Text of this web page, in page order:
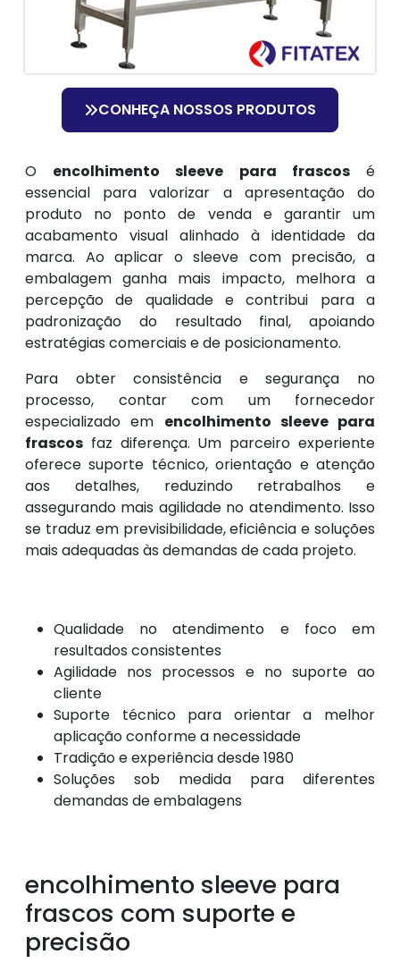
O encolhimento sleeve para frascosé
essencial para valorizar a apresentação do
produto no ponto de venda e garantir um
acabamento visual alinhado à identidade da
marca. Ao aplicar o sleeve com precisão, a
embalagem ganha mais impacto, melhora a
percepção de qualidade e contribui para a
padronização do resultado final, apoiando
estratégias comerciais e de posicionamento.
Para obter consistência e segurança no
processo, contar com um fornecedor
especializado em encolhimento sleeve para
frascos faz diferença. Um parceiro experiente
oferece suporte técnico, orientação e atenção
aos detalhes, reduzindo retrabalhos e
assegurando mais agilidade no atendimento. Isso
se traduz em previsibilidade, eficiência e soluções
mais adequadas às demandas de cada projeto.
CONHEÇA NOSSOS PRODUTOS
Qualidade no atendimento e foco em
resultados consistentes
Agilidade nos processos e no suporte ao
cliente
Suporte técnico para orientar a melhor
aplicação conforme a necessidade
Tradição e experiência desde 1980
Soluções sob medida para diferentes
demandas de embalagens
encolhimento sleeve para
frascos com suporte e
precisão